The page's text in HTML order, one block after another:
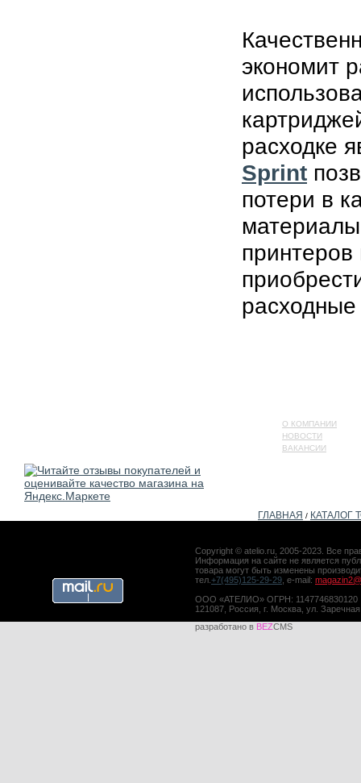
экономит
расходке
Sprint
потери в
О КОМПАНИИ
НОВОСТИ
ВАКАНСИИ
ГЛАВНАЯ / КАТАЛОГ
Copyright © atelio.ru, 2005-2023. Все
Информация на сайте не является
товара могут быть изменены
тел. +7(495)125-29-29 , e-mail:
ООО «АТЕЛИО» ОГРН: 1147746830120
121087, Россия, г. Москва, ул.
разработано в BEZCMS